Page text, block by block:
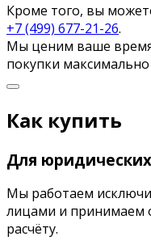
Кроме того, вы
+7 (499) 677-21-26.
Мы ценим ваше время
покупки
Как купить
Для
Мы работаем
лицами и принимаем
расчёту.